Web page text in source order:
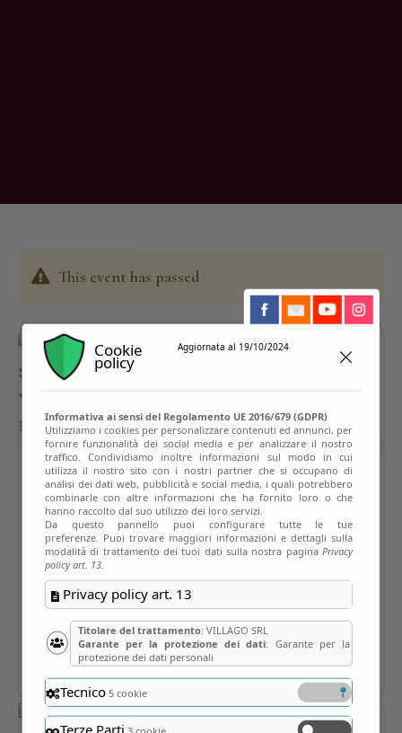
This event has passed
Cookie
policy
Aggiornata al 19/10/2024
Informativa ai sensi del Regolamento UE 2016/679 (GDPR)
Utilizziamo i cookies per personalizzare contenuti ed annunci, per
fornire funzionalità dei social media e per analizzare il nostro
traffico. Condividiamo inoltre informazioni sul modo in cui
utilizza il nostro sito con i nostri partner che si occupano di
analisi dei dati web, pubblicità e social media, i quali potrebbero
combinarle con altre informazioni che ha fornito loro o che
hanno raccolto dal suo utilizzo dei loro servizi.
Da questo pannello puoi configurare tutte le tue
preferenze. Puoi trovare maggiori informazioni e dettagli sulla
modalità di trattamento dei tuoi dati sulla nostra paginaPrivacy
policy art. 13.
Privacy policy art. 13
Titolare del trattamento: VILLAGO SRL
Garante per la protezione dei dati: Garante per la
protezione dei dati personali
Tecnico5 cookie
Terze Parti